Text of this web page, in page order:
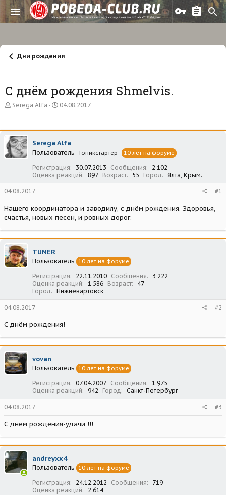
Дни рождения
С днём рождения Shmelvis.
А
о
р
т
е
Serega Alfa
Д
а
а
ч
л
а
04.08.2017
Serega Alfa
Пользователь Топикстартер 10 лет на форуме
Регистрация 30.07.2013 Сообщения
2 102
Оценка реакций
897 Возраст 55 Город Ялта, Крым.
04.08.2017 #1
Нашего координатора и заводилу, с днём рождения. Здоровья,
счастья, новых песен, и ровных дорог.
TUNER
Пользователь 10 лет на форуме
Регистрация 22.11.2010 Сообщения
3 222
Оценка реакций
1 586 Возраст
47
Город
Нижневартовск
04.08.2017 #2
С днём рождения!
vovan
Пользователь 10 лет на форуме
Регистрация 07.04.2007 Сообщения
1 975
Оценка реакций
942 Город Санкт-Петербург
04.08.2017 #3
С днём рождения-удачи !!!
andreyxx4
Пользователь 10 лет на форуме
Регистрация 24.12.2012 Сообщения
719
Оценка реакций
2 614